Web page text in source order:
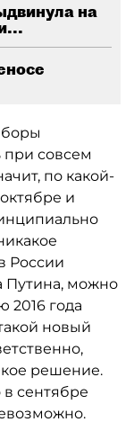
на
при совсем
по какой-
и
России
Путина, можно
2016 года
новый
решение.
в сентябре